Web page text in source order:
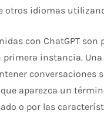
idiomas
con ChatGPT
instancia.
aparezca un
o por las